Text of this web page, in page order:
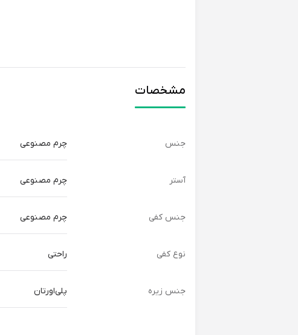
مشخصات
جنس چرم مصنوعی
آستر چرم مصنوعی
جنس کفی چرم مصنوعی
نوع کفی راحتی
جنس زیره پلی‌اورتان